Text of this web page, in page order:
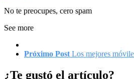
No te preocupes, cero spam
See more
Próximo Post Los mejores
¿Te gustó el artículo?